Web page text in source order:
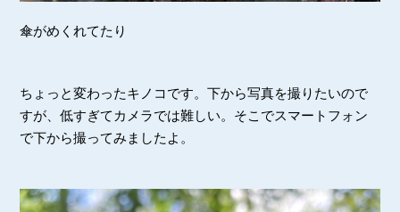
傘がめくれてたり
ちょっと変わったキノコです。下から写真を撮りたいので
すが、低すぎてカメラでは難しい。そこでスマートフォン
で下から撮ってみましたよ。